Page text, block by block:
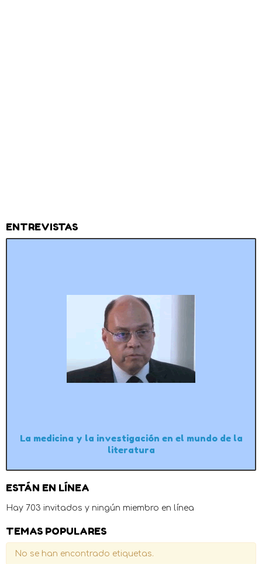
ENTREVISTAS
La medicina y la investigación en el mundo de la
literatura
ESTÁN EN LÍNEA
Hay 703 invitados y ningún miembro en línea
TEMAS POPULARES
No se han encontrado etiquetas.